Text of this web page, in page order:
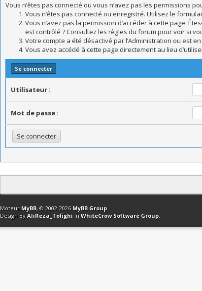
Vous n’êtes pas connecté ou vous n’avez pas les permissions
Vous n’êtes pas connecté ou enregistré. Utilisez le
Vous n’avez pas la permission d’accéder à cette page.
est contrôlé ? Consultez les règles du forum pour voir si
Votre compte a été désactivé par l’Administration ou est
Vous avez accédé à cette page directement au lieu
Se connecter
Utilisateur :
Mot de passe :
Contact Club Affiliation Retourner en haut Version bas-débit
Moteur MyBB, © 2002-2026 MyBB Group.
Design By AliReza_Tofighi In WhiteCrow Software Group.